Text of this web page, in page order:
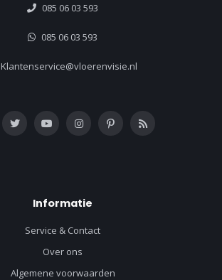
085 06 03 593
085 06 03 593
Klantenservice@vloerenvisie.nl
Informatie
Service & Contact
Over ons
Algemene voorwaarden